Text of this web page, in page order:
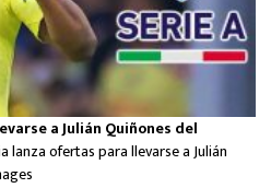
a Julián Quiñones del
lanza ofertas para llevarse a Julián